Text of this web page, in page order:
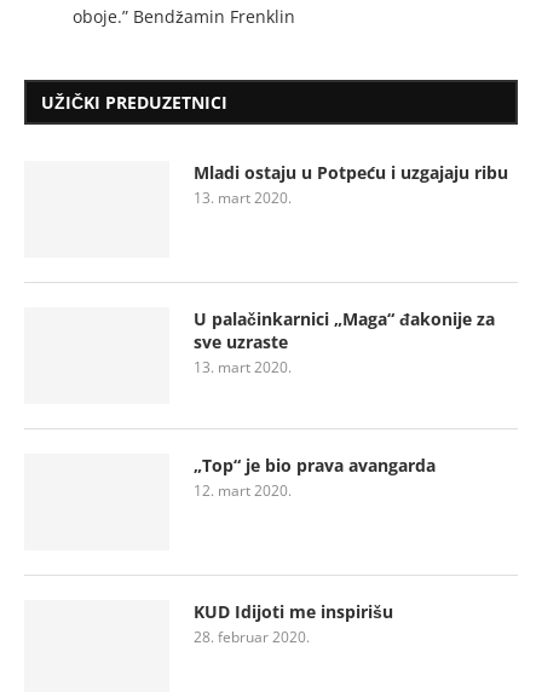
oboje.” Bendžamin Frenklin
UŽIČKI PREDUZETNICI
Mladi ostaju u Potpeću i uzgajaju ribu
13. mart 2020.
U palačinkarnici „Maga“ đakonije za
sve uzraste
13. mart 2020.
„Top“ je bio prava avangarda
12. mart 2020.
KUD Idijoti me inspirišu
28. februar 2020.